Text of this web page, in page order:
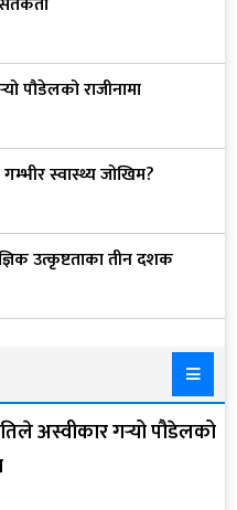
पौडेलको राजीनामा
स्वास्थ्य जोखिम?
उत्कृष्टताका तीन दशक
अस्वीकार गर्‍यो पौडेलको